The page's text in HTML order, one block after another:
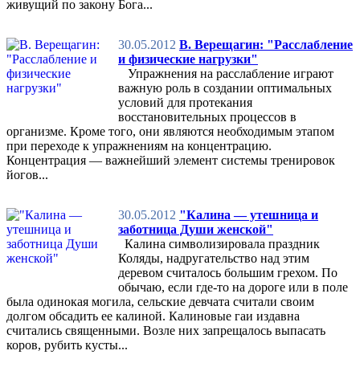
живущий по закону Бога...
30.05.2012 В. Верещагин: "Расслабление
и физические нагрузки"
Упражнения на расслабление играют
важную роль в создании оптимальных
условий для протекания
восстановительных процессов в
организме. Кроме того, они являются необходимым этапом
при переходе к упражнениям на концентрацию.
Концентрация — важнейший элемент системы тренировок
йогов...
30.05.2012 "Калина — утешница и
заботница Души женской"
Калина символизировала праздник
Коляды, надругательство над этим
деревом считалось большим грехом. По
обычаю, если где-то на дороге или в поле
была одинокая могила, сельские девчата считали своим
долгом обсадить ее калиной. Калиновые гаи издавна
считались священными. Возле них запрещалось выпасать
коров, рубить кусты...